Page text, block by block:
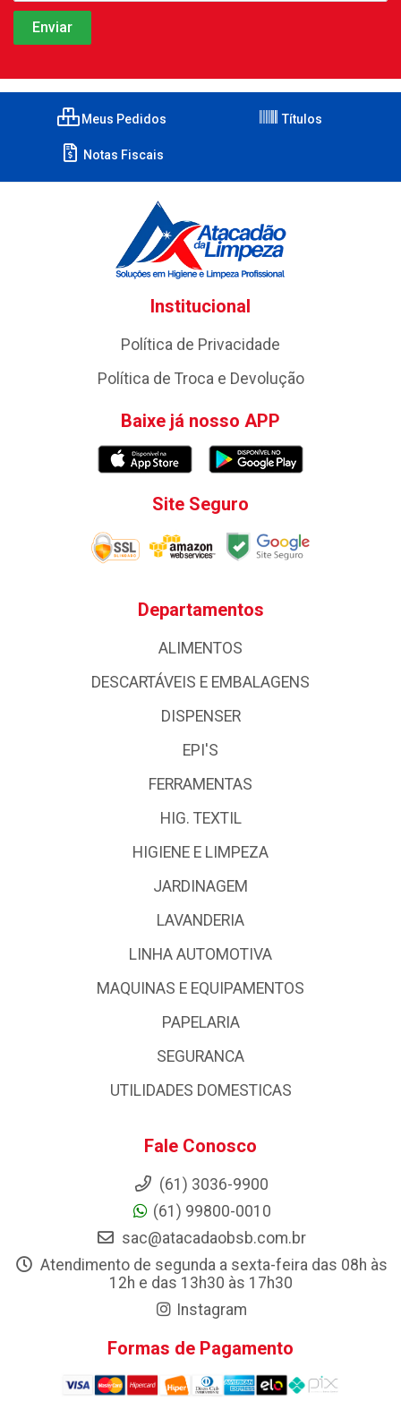
Meus Pedidos Títulos
Notas Fiscais
Institucional
Política de Privacidade
Política de Troca e Devolução
Baixe já nosso APP
Site Seguro
Departamentos
ALIMENTOS
DESCARTÁVEIS E EMBALAGENS
DISPENSER
EPI'S
FERRAMENTAS
HIG. TEXTIL
HIGIENE E LIMPEZA
JARDINAGEM
LAVANDERIA
LINHA AUTOMOTIVA
MAQUINAS E EQUIPAMENTOS
PAPELARIA
SEGURANCA
UTILIDADES DOMESTICAS
Fale Conosco
(61) 3036-9900
(61) 99800-0010
sac@atacadaobsb.com.br
Atendimento de segunda a sexta-feira das 08h às
12h e das 13h30 às 17h30
Instagram
Formas de Pagamento